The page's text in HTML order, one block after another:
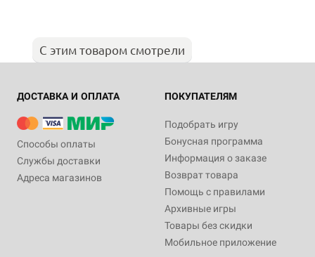
С этим товаром смотрели
ДОСТАВКА И ОПЛАТА
Способы оплаты
Службы доставки
Адреса магазинов
ПОКУПАТЕЛЯМ
Подобрать игру
Бонусная программа
Информация о заказе
Возврат товара
Помощь с правилами
Архивные игры
Товары без скидки
Мобильное приложение